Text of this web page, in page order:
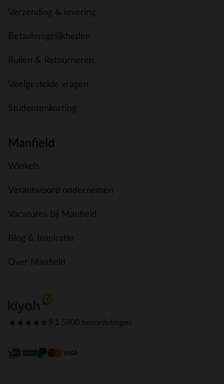
Verzending & levering
Betaalmogelijkheden
Ruilen & Retourneren
Veelgestelde vragen
Studentenkorting
Manfield
Winkels
Verantwoord ondernemen
Vacatures bij Manfield
Blog & Inspiratie
Over Manfield
9.1 5800 beoordelingen